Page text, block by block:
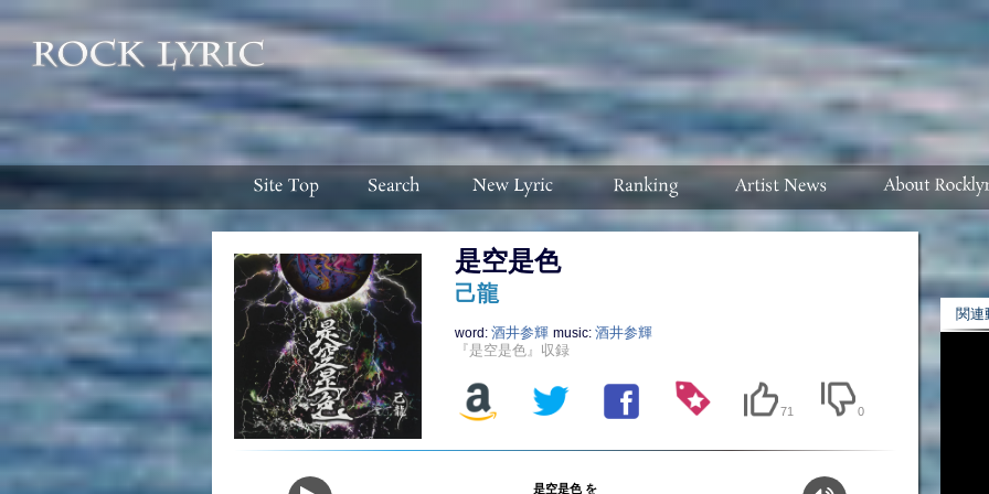
是空是色
己龍
word: 酒井参輝 music: 酒井参輝
『是空是色』収録
71 0
是空是色 を
関連